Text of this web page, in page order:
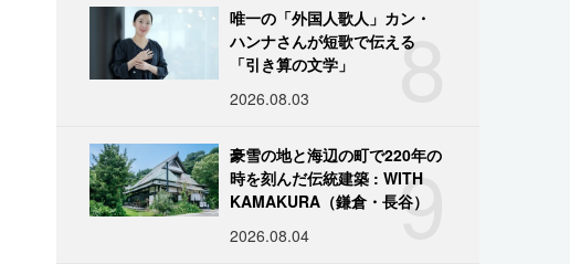
8
唯一の「外国人歌人」カン・
ハンナさんが短歌で伝える
「引き算の文学」
2026.08.03
9
豪雪の地と海辺の町で220年の
時を刻んだ伝統建築 : WITH
KAMAKURA（鎌倉・長谷）
2026.08.04